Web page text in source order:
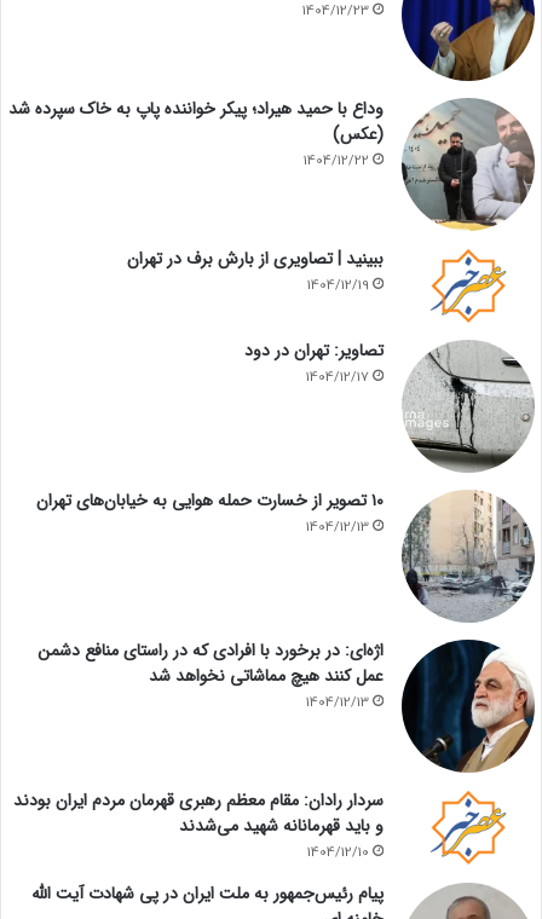
1404/12/23
وداع با حمید هیراد؛ پیکر خواننده پاپ به خاک سپرده شد
(عکس)
1404/12/22
ببینید | تصاویری از بارش برف در تهران
1404/12/19
تصاویر: تهران در دود
1404/12/17
۱۰ تصویر از خسارت حمله هوایی به خیابان‌های تهران
1404/12/13
اژه‌ای: در برخورد با افرادی که در راستای منافع دشمن
عمل کنند هیچ مماشاتی نخواهد شد
1404/12/13
سردار رادان: مقام معظم رهبری قهرمان مردم ایران بودند
و باید قهرمانانه شهید می‌شدند
1404/12/10
پیام رئیس‌جمهور به ملت ایران در پی شهادت آیت الله